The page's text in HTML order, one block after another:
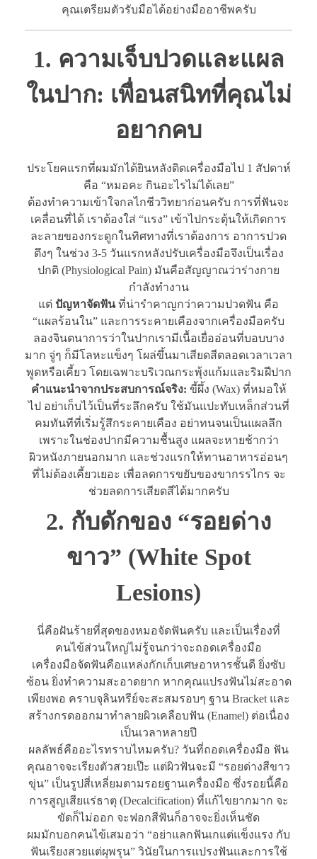
คุณเตรียมตัวรับมือได้อย่างมืออาชีพครับ
1. ความเจ็บปวดและแผล
ในปาก: เพื่อนสนิทที่คุณไม่
อยากคบ
ประโยคแรกที่ผมมักได้ยินหลังติดเครื่องมือไป 1 สัปดาห์
คือ “หมอคะ กินอะไรไม่ได้เลย”
ต้องทำความเข้าใจกลไกชีววิทยาก่อนครับ การที่ฟันจะ
เคลื่อนที่ได้ เราต้องใส่ “แรง” เข้าไปกระตุ้นให้เกิดการ
ละลายของกระดูกในทิศทางที่เราต้องการ อาการปวด
ตึงๆ ในช่วง 3-5 วันแรกหลังปรับเครื่องมือจึงเป็นเรื่อง
ปกติ (Physiological Pain) มันคือสัญญาณว่าร่างกาย
กำลังทำงาน
แต่ ปัญหาจัดฟันที่น่ารำคาญกว่าความปวดฟัน คือ
“แผลร้อนใน” และการระคายเคืองจากเครื่องมือครับ
ลองจินตนาการว่าในปากเรามีเนื้อเยื่ออ่อนที่บอบบาง
มาก จู่ๆ ก็มีโลหะแข็งๆ โผล่ขึ้นมาเสียดสีตลอดเวลาเวลา
พูดหรือเคี้ยว โดยเฉพาะบริเวณกระพุ้งแก้มและริมฝีปาก
คำแนะนำจากประสบการณ์จริง: ขี้ผึ้ง (Wax) ที่หมอให้
ไป อย่าเก็บไว้เป็นที่ระลึกครับ ใช้มันแปะทับเหล็กส่วนที่
คมทันทีที่เริ่มรู้สึกระคายเคือง อย่าทนจนเป็นแผลลึก
เพราะในช่องปากมีความชื้นสูง แผลจะหายช้ากว่า
ผิวหนังภายนอกมาก และช่วงแรกให้ทานอาหารอ่อนๆ
ที่ไม่ต้องเคี้ยวเยอะ เพื่อลดการขยับของขากรรไกร จะ
ช่วยลดการเสียดสีได้มากครับ
2. กับดักของ “รอยด่าง
ขาว” (White Spot
Lesions)
นี่คือฝันร้ายที่สุดของหมอจัดฟันครับ และเป็นเรื่องที่
คนไข้ส่วนใหญ่ไม่รู้จนกว่าจะถอดเครื่องมือ
เครื่องมือจัดฟันคือแหล่งกักเก็บเศษอาหารชั้นดี ยิ่งซับ
ซ้อน ยิ่งทำความสะอาดยาก หากคุณแปรงฟันไม่สะอาด
เพียงพอ คราบจุลินทรีย์จะสะสมรอบๆ ฐาน Bracket และ
สร้างกรดออกมาทำลายผิวเคลือบฟัน (Enamel) ต่อเนื่อง
เป็นเวลาหลายปี
ผลลัพธ์คืออะไรทราบไหมครับ? วันที่ถอดเครื่องมือ ฟัน
คุณอาจจะเรียงตัวสวยเป๊ะ แต่ผิวฟันจะมี “รอยด่างสีขาว
ขุ่น” เป็นรูปสี่เหลี่ยมตามรอยฐานเครื่องมือ ซึ่งรอยนี้คือ
การสูญเสียแร่ธาตุ (Decalcification) ที่แก้ไขยากมาก จะ
ขัดก็ไม่ออก จะฟอกสีฟันก็อาจจะยิ่งเห็นชัด
ผมมักบอกคนไข้เสมอว่า “อย่าแลกฟันเกแต่แข็งแรง กับ
ฟันเรียงสวยแต่ผุพรุน” วินัยในการแปรงฟันและการใช้